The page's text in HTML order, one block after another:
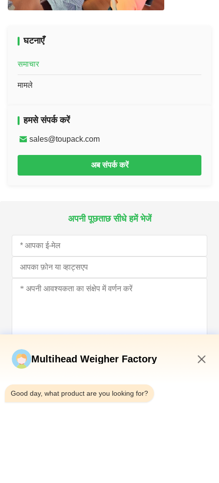
घटनाएँ
समाचार
मामले
हमसे संपर्क करें
sales@toupack.com
अब संपर्क करें
अपनी पूछताछ सीधे हमें भेजें
Multihead Weigher Factory
Good day, what product are you looking for?